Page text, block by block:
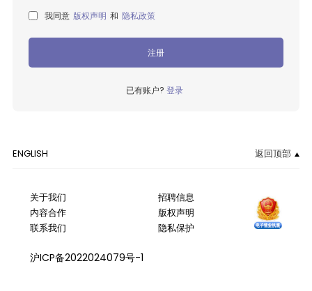
我同意 版权声明 和 隐私政策
注册
已有账户? 登录
ENGLISH 返回顶部
关于我们
内容合作
联系我们
招聘信息
版权声明
隐私保护
沪ICP备2022024079号-1